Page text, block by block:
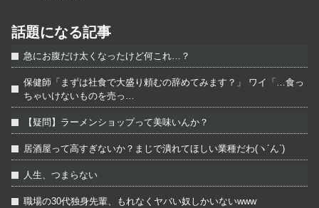
話題になる記事
急にお腹だけ太くなったけど何これ…？
保健師「まずは社食で大盛り頼むの辞めてみます？」 ワイ「…食っ
ちゃいけないものを売っ…
【疑問】ラーメンショップって美味いんか？
居酒屋って高すぎないか？まじで潰れてほしい業種だわ(ヽ´ん`)
人生、つまらない
職場の30代独身先輩、もれなくヤバい奴しかいないwww